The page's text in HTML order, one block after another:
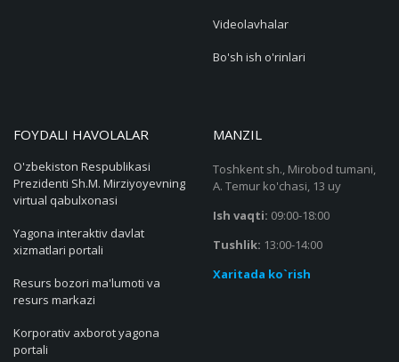
Videolavhalar
Bo'sh ish o'rinlari
FOYDALI HAVOLALAR
O'zbekiston Respublikasi
Prezidenti Sh.M. Mirziyoyevning
virtual qabulxonasi
Yagona interaktiv davlat
xizmatlari portali
Resurs bozori ma'lumoti va
resurs markazi
Korporativ axborot yagona
portali
MANZIL
Toshkent sh., Mirobod tumani,
A. Temur ko'chasi, 13 uy
Ish vaqti: 09:00-18:00
Tushlik: 13:00-14:00
Xaritada ko`rish